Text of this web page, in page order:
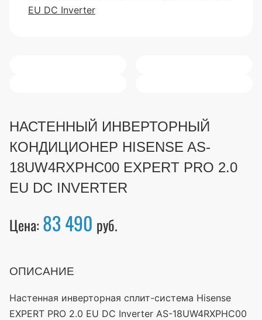
НАСТЕННЫЙ ИНВЕРТОРНЫЙ
КОНДИЦИОНЕР HISENSE AS-
18UW4RXPHC00 EXPERT PRO 2.0
EU DC INVERTER
Цена: 83 490 руб.
ОПИСАНИЕ
Настенная инверторная сплит-система Hisense
EXPERT PRO 2.0 EU DC Inverter AS-18UW4RXPHC00